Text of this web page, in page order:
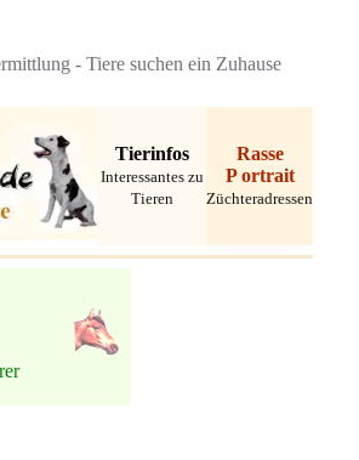
- Tiere suchen ein Zuhause
Tierinfos
Interessantes zu
Tieren
Rasse
P ortrait
Züchteradressen